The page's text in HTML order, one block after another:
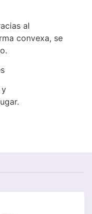
al
convexa, se
y